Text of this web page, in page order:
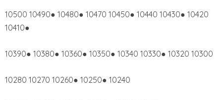
10500 10490● 10480● 10470 10450● 10440 10430● 10420
10410●
10390● 10380● 10360● 10350● 10340 10330● 10320 10300
10280 10270 10260● 10250● 10240